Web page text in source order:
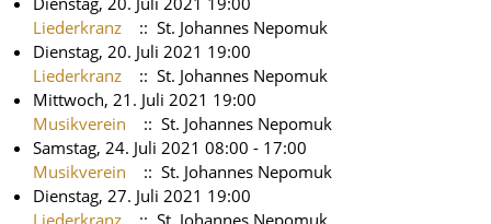
Liederkranz
:: St. Johannes Nepomuk
Dienstag, 20. Juli 2021 19:00
Liederkranz
:: St. Johannes Nepomuk
Mittwoch, 21. Juli 2021 19:00
Musikverein
:: St. Johannes Nepomuk
Samstag, 24. Juli 2021 08:00 - 17:00
Musikverein
:: St. Johannes Nepomuk
Dienstag, 27. Juli 2021 19:00
Liederkranz
:: St. Johannes Nepomuk